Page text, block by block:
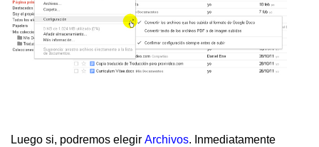
Luego si, podremos elegir Archivos. Inmediatamente